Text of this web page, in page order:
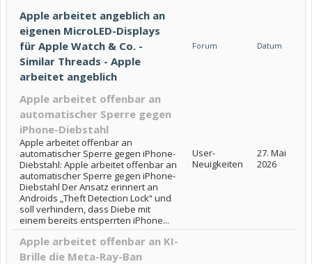
Apple arbeitet angeblich an
eigenen MicroLED-Displays
für Apple Watch & Co. -
Similar Threads - Apple
arbeitet angeblich
Forum Datum
Apple arbeitet offenbar an
automatischer Sperre gegen
iPhone-Diebstahl
Apple arbeitet offenbar an
automatischer Sperre gegen iPhone-
Diebstahl: Apple arbeitet offenbar an
automatischer Sperre gegen iPhone-
Diebstahl Der Ansatz erinnert an
Androids „Theft Detection Lock“ und
soll verhindern, dass Diebe mit
einem bereits entsperrten iPhone...
User-
Neuigkeiten
27. Mai
2026
Apple arbeitet offenbar an KI-
Brille die Meta-Ray-Ban